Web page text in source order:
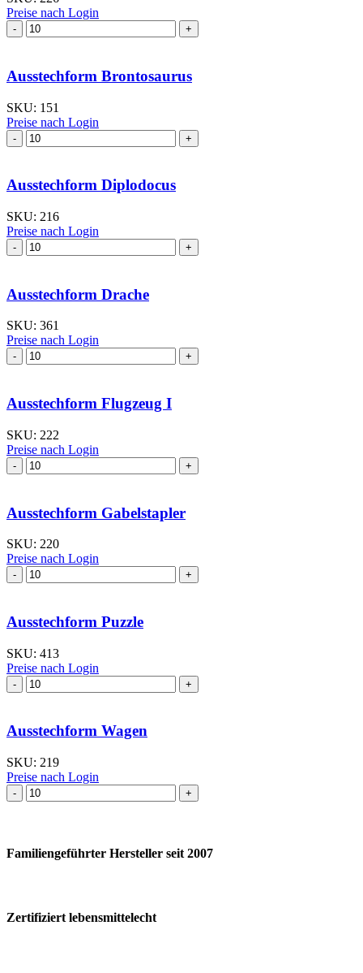
Preise nach Login
Ausstechform Auto
II
Ausstechform Brontosaurus
SKU: 151
Preise nach Login
Ausstechform Brontosaurus
Menge
Ausstechform Diplodocus
SKU: 216
Preise nach Login
Ausstechform Diplodocus
Menge
Ausstechform Drache
SKU: 361
Preise nach Login
Ausstechform Drache
Menge
Ausstechform Flugzeug I
SKU: 222
Preise nach Login
Ausstechform Flugzeug
I
Ausstechform Gabelstapler
SKU: 220
Preise nach Login
Ausstechform Gabelstapler
Menge
Ausstechform Puzzle
SKU: 413
Preise nach Login
Ausstechform Puzzle
Menge
Ausstechform Wagen
SKU: 219
Preise nach Login
Ausstechform Wagen
Menge
Familiengeführter Hersteller seit 2007
Zertifiziert lebensmittelecht